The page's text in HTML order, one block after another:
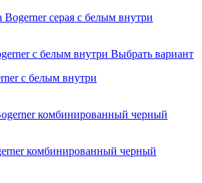
серая с белым внутри
Выбрать вариант
с белым внутри
комбинированный черный